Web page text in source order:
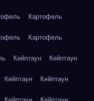
Картофель
Картофель
Кейптаун Кейптаун
Кейптаун Кейптаун